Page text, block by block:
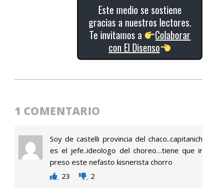
Este medio se sostiene
gracias a nuestros lectores.
Te invitamos a
Colaborar
con El Disenso
31
1 COMENTARIO
Soy de castelli provincia del chaco..capitanich
es el jefe..ideologo del choreo…tiene que ir
preso este nefasto kisnerista chorro
23
2